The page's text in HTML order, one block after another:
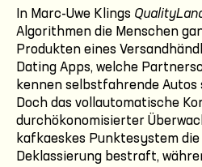
In Marc-Uwe Klings
Algorithmen die Menschen
Produkten eines
Dating Apps, welche
kennen selbstfahrende Autos
Doch das vollautomatische
durchökonomisierter
kafkaeskes Punktesystem
Deklassierung bestraft,